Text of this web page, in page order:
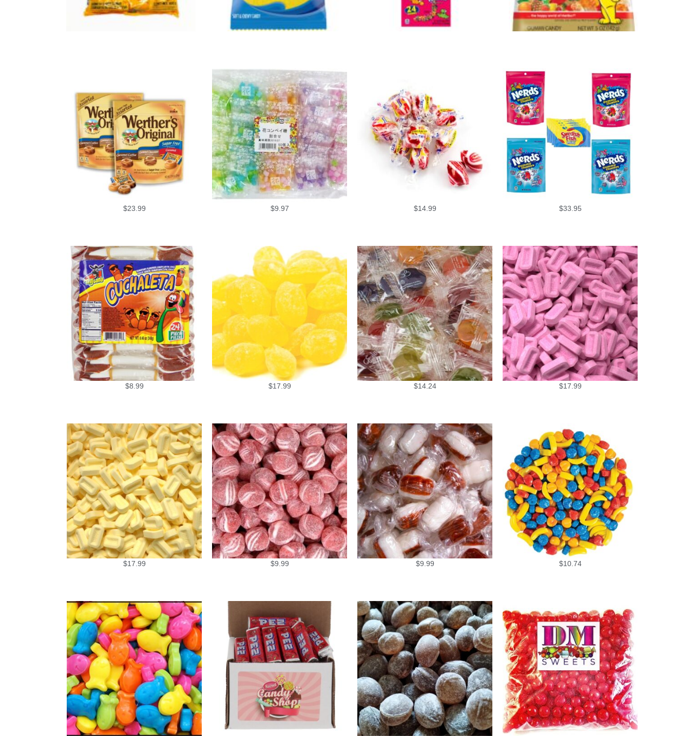
$23.99 $9.97 $14.99 $33.95
$8.99 $17.99 $14.24 $17.99
$17.99 $9.99 $9.99 $10.74